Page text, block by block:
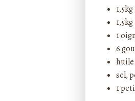
1
6
huile
sel,
1